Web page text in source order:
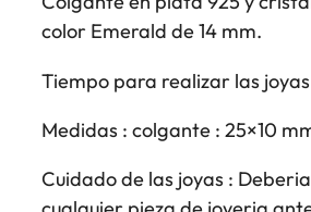
color Emerald de 14 mm.
Tiempo para realizar las
Medidas : colgante : 25×10
Cuidado de las joyas :